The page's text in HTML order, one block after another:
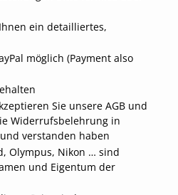
ein detailliertes,
möglich (Payment also
Sie unsere AGB und
Widerrufsbelehrung in
verstanden haben
Olympus, Nikon … sind
und Eigentum der